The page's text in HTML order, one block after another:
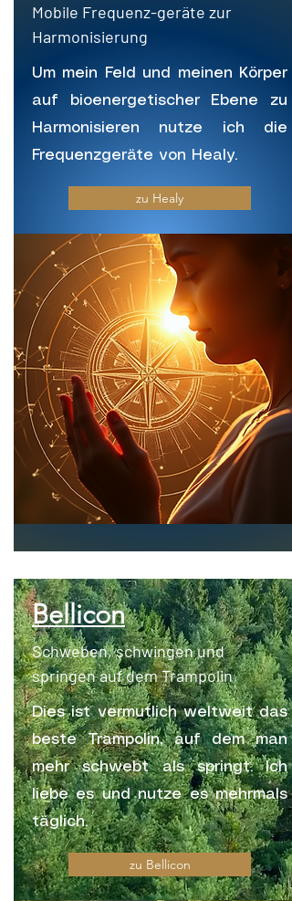
Mobile Frequenz-geräte zur
Harmonisierung
Um mein Feld und meinen Körper
auf bioenergetischer Ebene zu
Harmonisieren nutze ich die
Frequenzgeräte von Healy.
zu Healy
Bellicon
Schweben, schwingen und
springen auf dem Trampolin
Dies ist vermutlich weltweit das
beste Trampolin, auf dem man
mehr schwebt als springt. Ich
liebe es und nutze es mehrmals
täglich.
zu Bellicon